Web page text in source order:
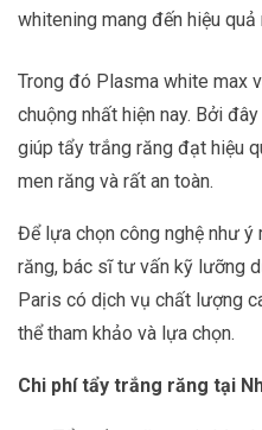
whitening mang đến hiệu quả
Trong đó Plasma white max
chuộng nhất hiện nay. Bởi
giúp tẩy trắng răng đạt hiệu
men răng và rất an toàn.
Để lựa chọn công nghệ như ý
răng, bác sĩ tư vấn kỹ lưỡng
Paris có dịch vụ chất lượng
thể tham khảo và lựa chọn.
Chi phí tẩy trắng răng tại